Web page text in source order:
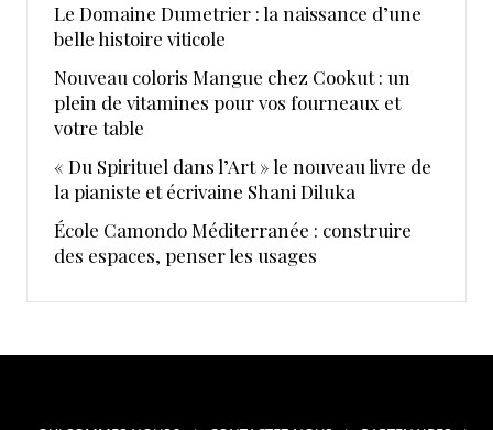
Le Domaine Dumetrier : la naissance d’une
belle histoire viticole
Nouveau coloris Mangue chez Cookut : un
plein de vitamines pour vos fourneaux et
votre table
« Du Spirituel dans l’Art » le nouveau livre de
la pianiste et écrivaine Shani Diluka
École Camondo Méditerranée : construire
des espaces, penser les usages